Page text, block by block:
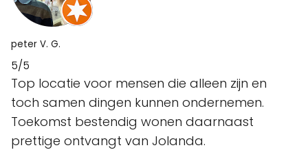
peter V. G.
5/5
Top locatie voor mensen die alleen zijn en
toch samen dingen kunnen ondernemen.
Toekomst bestendig wonen daarnaast
prettige ontvangt van Jolanda.